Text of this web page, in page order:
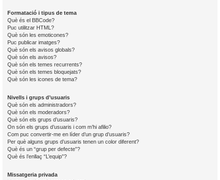
Formatació i tipus de tema
Què és el BBCode?
Puc utilitzar HTML?
Què són les emoticones?
Puc publicar imatges?
Què són els avisos globals?
Què són els avisos?
Què són els temes recurrents?
Què són els temes bloquejats?
Què són les icones de tema?
Nivells i grups d’usuaris
Què són els administradors?
Què són els moderadors?
Què són els grups d’usuaris?
On són els grups d’usuaris i com m’hi afilio?
Com puc convertir-me en líder d’un grup d’usuaris?
Per què alguns grups d’usuaris tenen un color diferent?
Què és un “grup per defecte”?
Què és l’enllaç “L’equip”?
Missatgeria privada